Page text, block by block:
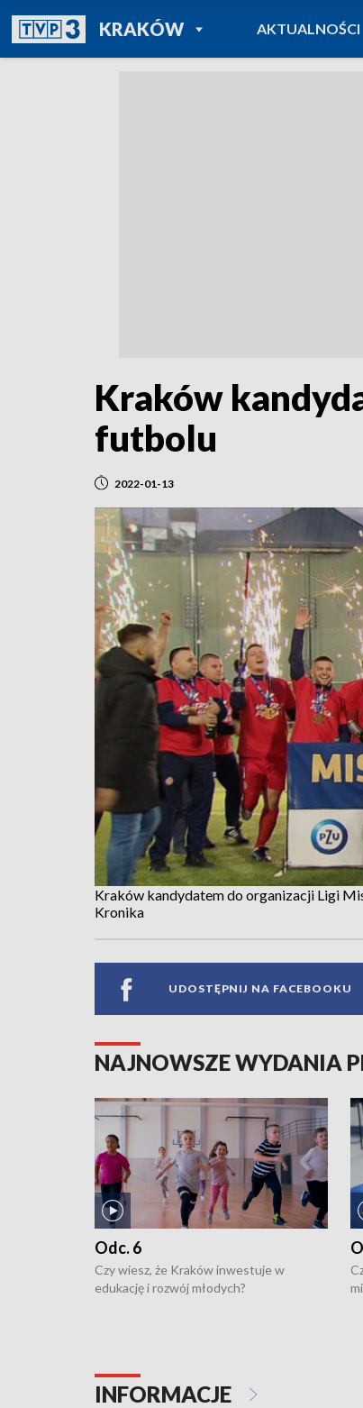
KRAKÓWPOWRÓT DO
TVP REGIONY
AKTUALNOŚCI
Kraków
futbolu
2022-01-13
Kraków kandydatem do organizacji Ligi
Kronika
UDOSTĘPNIJ NA FACEBOOKU
NAJNOWSZE WYDANIA
Odc. 6
Czy wiesz, że Kraków inwestuje w
edukację i rozwój młodych?
INFORMACJE